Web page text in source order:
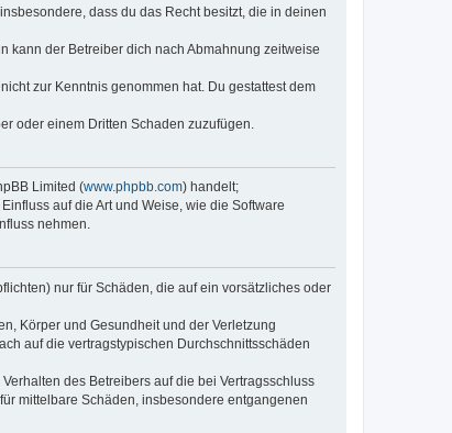
dass du das Recht besitzt, die in deinen
kann der Betreiber dich nach Abmahnung zeitweise
zur Kenntnis genommen hat. Du gestattest dem
oder einem Dritten Schaden zuzufügen.
Limited (www.phpbb.com) handelt;
auf die Art und Weise, wie die Software
nehmen.
nur für Schäden, die auf ein vorsätzliches oder
Körper und Gesundheit und der Verletzung
auf die vertragstypischen Durchschnittsschäden
des Betreibers auf die bei Vertragsschluss
mittelbare Schäden, insbesondere entgangenen